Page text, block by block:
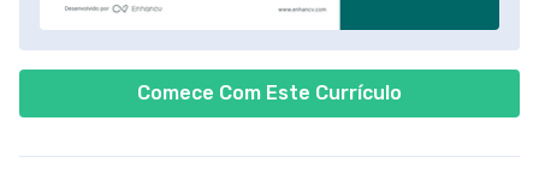
Comece Com Este Currículo